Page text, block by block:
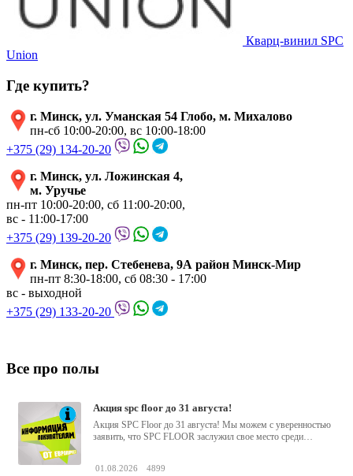
Кварц-винил SPC
Union
Где купить?
г. Минск, ул. Уманская 54 Глобо, м. Михалово
пн-сб 10:00-20:00, вс 10:00-18:00
+375 (29) 134-20-20
г. Минск, ул. Ложинская 4,
м. Уручье
пн-пт 10:00-20:00, сб 11:00-20:00,
вс - 11:00-17:00
+375 (29) 139-20-20
г. Минск, пер. Стебенева, 9А район Минск-Мир
пн-пт 8:30-18:00, сб 08:30 - 17:00
вс - выходной
+375 (29) 133-20-20
Все про полы
акция spc floor до 31 августа!
Акция SPC Floor до 31 августа! Мы можем с уверенностью
заявить, что SPC FLOOR заслужил свое место среди
01.08.2026 4899